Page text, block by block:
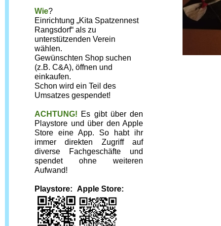
Wie?
Einrichtung „Kita Spatzennest
Rangsdorf“ als zu
unterstützenden Verein
wählen.
Gewünschten Shop suchen
(z.B. C&A), öffnen und
einkaufen.
Schon wird ein Teil des
Umsatzes gespendet!
ACHTUNG! Es gibt über den
Playstore und über den Apple
Store eine App. So habt ihr
immer direkten Zugriff auf
diverse Fachgeschäfte und
spendet ohne weiteren
Aufwand!
Playstore: Apple Store: